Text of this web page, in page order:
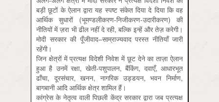
बड़ी छूटों के ऐलान द्वारा यह स्पष्ट संकेत दिया दे दिया कि वह
आर्थिक सुधारों (भूमण्डलीकरण-निजीकरण-उदारीकरण) की
नीतियों में ज़रा भी ढील नहीं दे रही, बल्कि इन्हें और तेज़ करेगी।
मोदी सरकार की पूँजीवाद–साम्राज्यवाद परस्त नीतियाँ जारी
रहेंगी।
जिन क्षेत्रों में प्रत्यक्ष विदेशी निवेश में छूट देने का ताज़ा ऐलान
हुआ है उनमें रक्षा, खेती-पशुपालन, बैंकिंग, दवाएँ, आधारभूत
ढाँचा, दूरसंचार, खनन, नागरिक उड्डयन, भवन निर्माण,
बागबानी आदि आर्थिक क्षेत्र शामिल हैं।
कांग्रेस के नेतृत्व वाली पिछली केंद्र सरकार द्वारा जब प्रत्यक्ष